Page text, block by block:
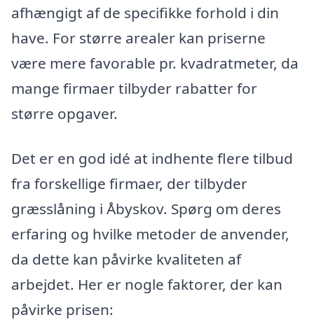
afhængigt af de specifikke forhold i din
have. For større arealer kan priserne
være mere favorable pr. kvadratmeter, da
mange firmaer tilbyder rabatter for
større opgaver.
Det er en god idé at indhente flere tilbud
fra forskellige firmaer, der tilbyder
græsslåning i Åbyskov. Spørg om deres
erfaring og hvilke metoder de anvender,
da dette kan påvirke kvaliteten af
arbejdet. Her er nogle faktorer, der kan
påvirke prisen: